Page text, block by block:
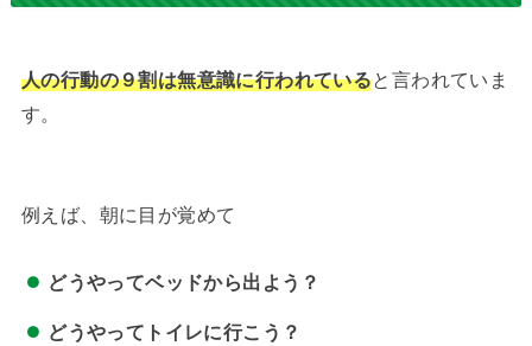
人の行動の９割は無意識に行われていると言われていま
す。
例えば、朝に目が覚めて
どうやってベッドから出よう？
どうやってトイレに行こう？